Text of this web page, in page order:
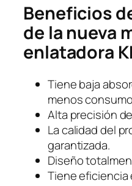
Beneficios
de la nueva
enlatadora
Tiene baja
menos
Alta precisión
La calidad del
garantizada.
Diseño
Tiene eficiencia